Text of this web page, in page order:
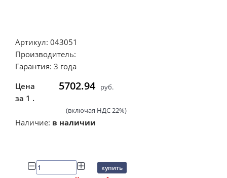
Артикул: 043051
Производитель:
Гарантия: 3 года
Цена
за 1 .
5702.94 руб.
(включая НДС 22%)
Наличие: в наличии
купить